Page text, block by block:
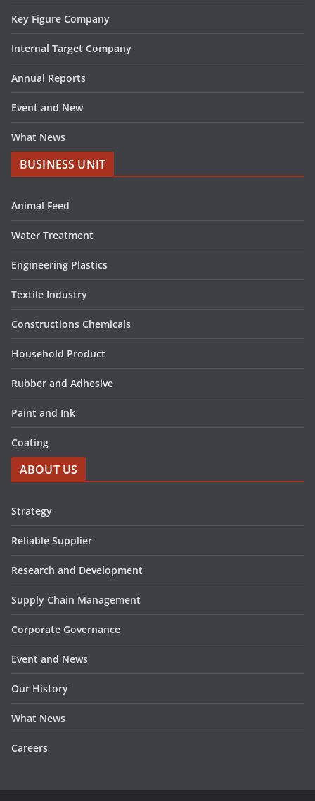
Key Figure Company
Internal Target Company
Annual Reports
Event and New
What News
BUSINESS UNIT
Animal Feed
Water Treatment
Engineering Plastics
Textile Industry
Constructions Chemicals
Household Product
Rubber and Adhesive
Paint and Ink
Coating
ABOUT US
Strategy
Reliable Supplier
Research and Development
Supply Chain Management
Corporate Governance
Event and News
Our History
What News
Careers